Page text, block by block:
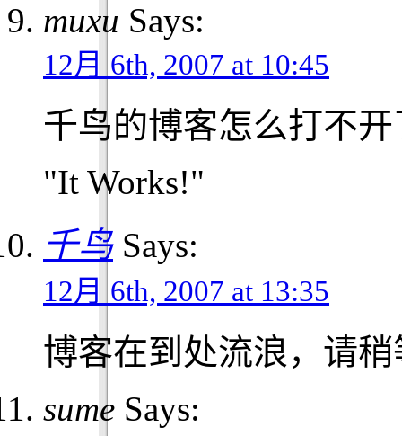
muxu Says:
12月 6th, 2007 at 10:45
千鸟的博客怎么打不
"It Works!"
千鸟Says:
12月 6th, 2007 at 13:35
博客在到处流浪，请
sume Says: